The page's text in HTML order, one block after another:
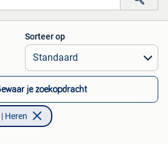
afstanden…
Sorteer op
je zoekopdracht
Heren